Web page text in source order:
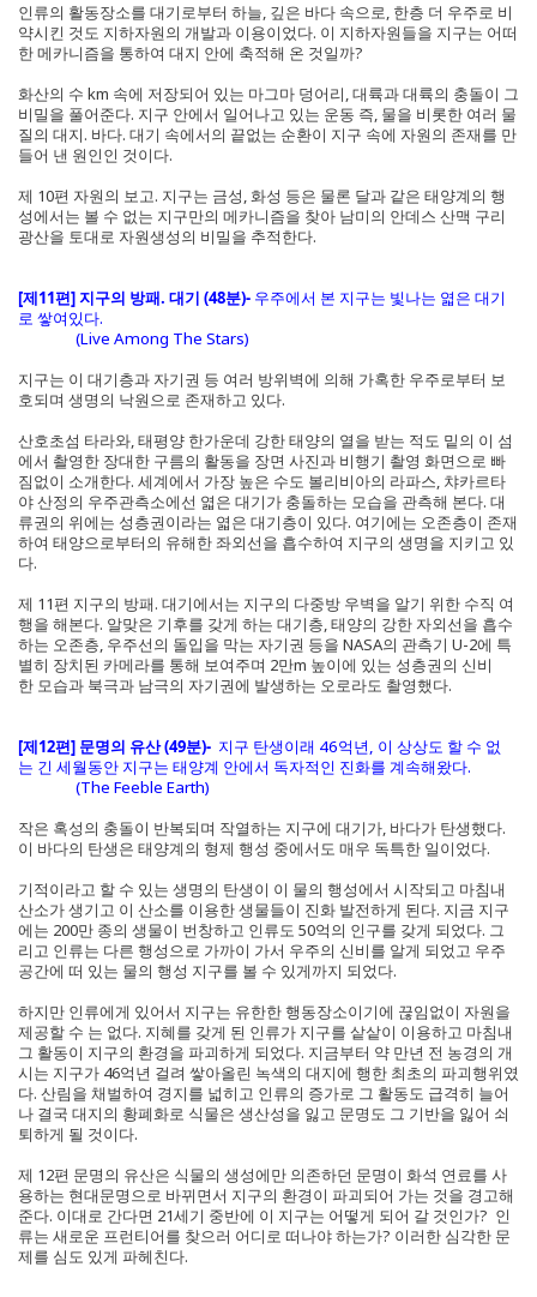
인류의 활동장소를 대기로부터 하늘, 깊은 바다 속으로, 한층 더 우주로 비
약시킨 것도 지하자원의 개발과 이용이었다. 이 지하자원들을 지구는 어떠
한 메카니즘을 통하여 대지 안에 축적해 온 것일까?
화산의 수 km 속에 저장되어 있는 마그마 덩어리, 대륙과 대륙의 충돌이 그
비밀을 풀어준다. 지구 안에서 일어나고 있는 운동 즉, 물을 비롯한 여러 물
질의 대지. 바다. 대기 속에서의 끝없는 순환이 지구 속에 자원의 존재를 만
들어 낸 원인인 것이다.
제 10편 자원의 보고. 지구는 금성, 화성 등은 물론 달과 같은 태양계의 행
성에서는 볼 수 없는 지구만의 메카니즘을 찾아 남미의 안데스 산맥 구리
광산을 토대로 자원생성의 비밀을 추적한다.
[제11편] 지구의 방패. 대기 (48분)- 우주에서 본 지구는 빛나는 엷은 대기
로 쌓여있다.
(Live Among The Stars)
지구는 이 대기층과 자기권 등 여러 방위벽에 의해 가혹한 우주로부터 보
호되며 생명의 낙원으로 존재하고 있다.
산호초섬 타라와, 태평양 한가운데 강한 태양의 열을 받는 적도 밑의 이 섬
에서 촬영한 장대한 구름의 활동을 장면 사진과 비행기 촬영 화면으로 빠
짐없이 소개한다. 세계에서 가장 높은 수도 볼리비아의 라파스, 챠카르타
야 산정의 우주관측소에선 엷은 대기가 충돌하는 모습을 관측해 본다. 대
류권의 위에는 성층권이라는 엷은 대기층이 있다. 여기에는 오존층이 존재
하여 태양으로부터의 유해한 좌외선을 흡수하여 지구의 생명을 지키고 있
다.
제 11편 지구의 방패. 대기에서는 지구의 다중방 우벽을 알기 위한 수직 여
행을 해본다. 알맞은 기후를 갖게 하는 대기층, 태양의 강한 자외선을 흡수
하는 오존층, 우주선의 돌입을 막는 자기권 등을 NASA의 관측기 U-2에 특
별히 장치된 카메라를 통해 보여주며 2만m 높이에 있는 성층권의 신비
한 모습과 북극과 남극의 자기권에 발생하는 오로라도 촬영했다.
[제12편] 문명의 유산 (49분)- 지구 탄생이래 46억년, 이 상상도 할 수 없
는 긴 세월동안 지구는 태양계 안에서 독자적인 진화를 계속해왔다.
(The Feeble Earth)
작은 혹성의 충돌이 반복되며 작열하는 지구에 대기가, 바다가 탄생했다.
이 바다의 탄생은 태양계의 형제 행성 중에서도 매우 독특한 일이었다.
기적이라고 할 수 있는 생명의 탄생이 이 물의 행성에서 시작되고 마침내
산소가 생기고 이 산소를 이용한 생물들이 진화 발전하게 된다. 지금 지구
에는 200만 종의 생물이 번창하고 인류도 50억의 인구를 갖게 되었다. 그
리고 인류는 다른 행성으로 가까이 가서 우주의 신비를 알게 되었고 우주
공간에 떠 있는 물의 행성 지구를 볼 수 있게까지 되었다.
하지만 인류에게 있어서 지구는 유한한 행동장소이기에 끊임없이 자원을
제공할 수 는 없다. 지혜를 갖게 된 인류가 지구를 샅샅이 이용하고 마침내
그 활동이 지구의 환경을 파괴하게 되었다. 지금부터 약 만년 전 농경의 개
시는 지구가 46억년 걸려 쌓아올린 녹색의 대지에 행한 최초의 파괴행위였
다. 산림을 채벌하여 경지를 넓히고 인류의 증가로 그 활동도 급격히 늘어
나 결국 대지의 황폐화로 식물은 생산성을 잃고 문명도 그 기반을 잃어 쇠
퇴하게 될 것이다.
제 12편 문명의 유산은 식물의 생성에만 의존하던 문명이 화석 연료를 사
용하는 현대문명으로 바뀌면서 지구의 환경이 파괴되어 가는 것을 경고해
준다. 이대로 간다면 21세기 중반에 이 지구는 어떻게 되어 갈 것인가? 인
류는 새로운 프런티어를 찾으러 어디로 떠나야 하는가? 이러한 심각한 문
제를 심도 있게 파헤친다.